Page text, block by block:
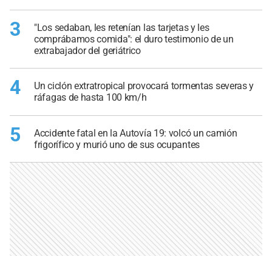
3
"Los sedaban, les retenían las tarjetas y les
comprábamos comida": el duro testimonio de un
extrabajador del geriátrico
4
Un ciclón extratropical provocará tormentas severas y
ráfagas de hasta 100 km/h
5
Accidente fatal en la Autovía 19: volcó un camión
frigorífico y murió uno de sus ocupantes